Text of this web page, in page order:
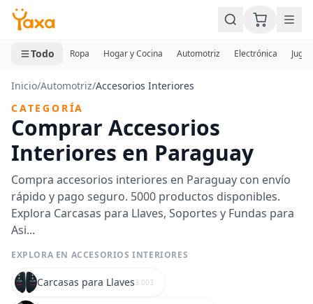
MINI CARRITO
0 productos
Todo Ropa Hogar y Cocina Automotriz Electrónica
Inicio/Automotriz/Accesorios Interiores
CATEGORÍA
Comprar Accesorios
Interiores en Paraguay
Compra accesorios interiores en Paraguay con envío
rápido y pago seguro. 5000 productos disponibles.
Explora Carcasas para Llaves, Soportes y Fundas para
Asi...
EXPLORA EN ACCESORIOS INTERIORES
Carcasas para Llaves3.003